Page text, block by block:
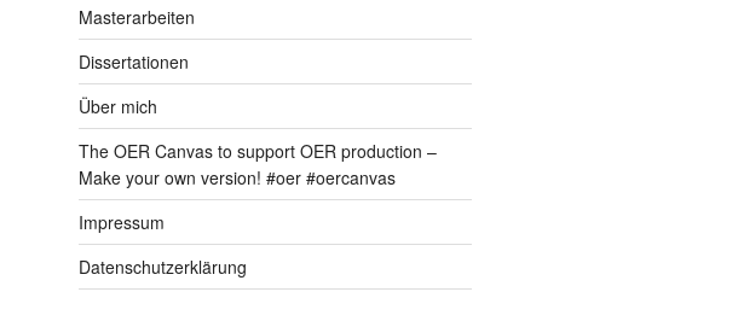
Masterarbeiten
Dissertationen
Über mich
The OER Canvas to support OER production –
Make your own version! #oer #oercanvas
Impressum
Datenschutzerklärung